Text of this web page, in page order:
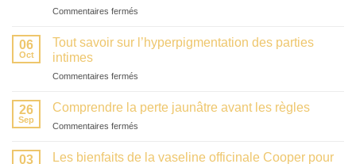
Commentaires fermés
bienfaits
pour
06
Oct
Tout savoir sur l’hyperpigmentation des parties
intimes
Commentaires fermés
savoir
sur
parties
26
Sep
Comprendre la perte jaunâtre avant les règles
Commentaires fermés
03 Les bienfaits de la vaseline officinale Cooper pour